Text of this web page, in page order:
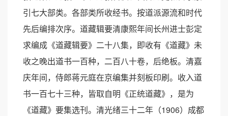
引七大部类。各部类所收经书。按道派源流和时代
先后编排次序。道藏辑要清康熙年间长州进士彭定
求编成《道藏辑要》二十八集，即收有《道藏》未
收之晚出道书一百种，二百八十卷，后绝板。清嘉
庆年间，侍郎蒋元庭在京编集并刻板印刷。收入道
书一百七十三种，皆取自明《正统道藏》，是为
《道藏》要集选刊。清光绪三十二年（1906）成都